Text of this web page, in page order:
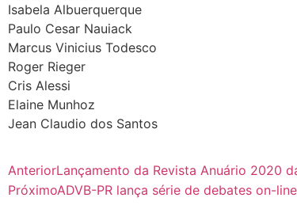
Isabela Albuerquerque
Paulo Cesar Nauiack
Marcus Vinicius Todesco
Roger Rieger
Cris Alessi
Elaine Munhoz
Jean Claudio dos Santos
AnteriorLançamento da Revista Anuário 2020
PróximoADVB-PR lança série de debates on-